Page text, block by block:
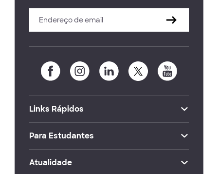
Links Rápidos
Para Estudantes
Atualidade